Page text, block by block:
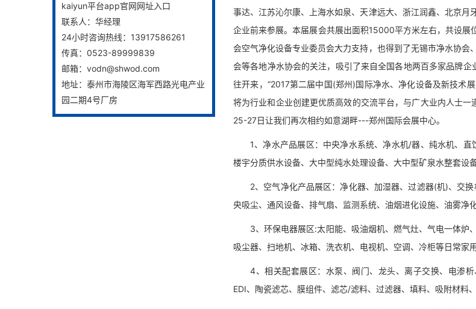
kaiyun平台app官网网址入口
联系人： 华经理
24小时咨询热线： 13917586261
传真： 0523-89999839
邮箱： vodn@shwod.com
地址： 泰州市海陵区海军西路光电产业
园二期4号厂房
事达、江苏沁尔康、上海水如泉、天津远大、浙江润鑫、北京
企业前来参展。本届展会共展出面积15000平方米左右，共设
会空气净化设备专业委员会大力支持，也得到了无锡市净水协
会等各地净水协会的关注，吸引了来自全国各地两百多家品牌
往开来，“2017第二届中国(郑州)国际净水、净化设备及新技术
将为行业和企业创建更优质高效的交流平台，与广大业内人士
25-27日让我们再次相约如意湖畔---郑州国际会展中心。
1、净水产品展区：中央净水系统、净水机/器、纯水机、直
楼宇分质供水设备、大中型纯水处理设备、大中型矿泉水整套设
2、空气净化产品展区：净化器、加湿器、过滤器(机)、交换
央吸尘、通风设备、排气扇、监测系统、油烟进化设施、油雾
3、环保电器展区:太阳能、吸油烟机、燃气灶、气电一体炉
吸尘器、扫地机、冰箱、洗衣机、电视机、空调、冷柜等日常家
4、相关配套展区：水泵、阀门、龙头、离子交换、电渗析
EDI、陶瓷滤芯、膜组件、滤芯/滤料、过滤器、填料、吸附材料